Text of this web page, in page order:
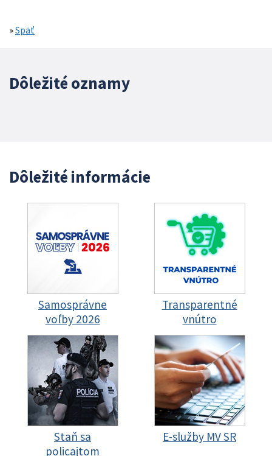
»Späť
Dôležité oznamy
Dôležité informácie
Samosprávne
voľby 2026
Transparentné
vnútro
Staň sa
policajtom
E-služby MV SR